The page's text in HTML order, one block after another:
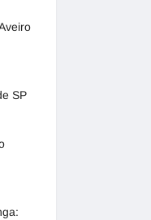
SP